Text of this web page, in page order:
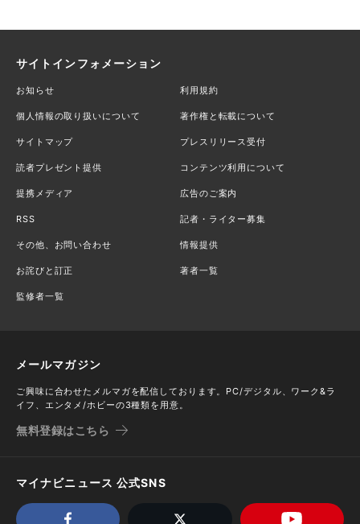
サイトインフォメーション
お知らせ 利用規約
個人情報の取り扱いについて 著作権と転載について
サイトマップ プレスリリース受付
読者プレゼント提供 コンテンツ利用について
提携メディア 広告のご案内
RSS 記者・ライター募集
その他、お問い合わせ 情報提供
お詫びと訂正 著者一覧
監修者一覧
メールマガジン
ご興味に合わせたメルマガを配信しております。PC/デジタル、ワーク&ラ
イフ、エンタメ/ホビーの3種類を用意。
無料登録はこちら
マイナビニュース 公式SNS